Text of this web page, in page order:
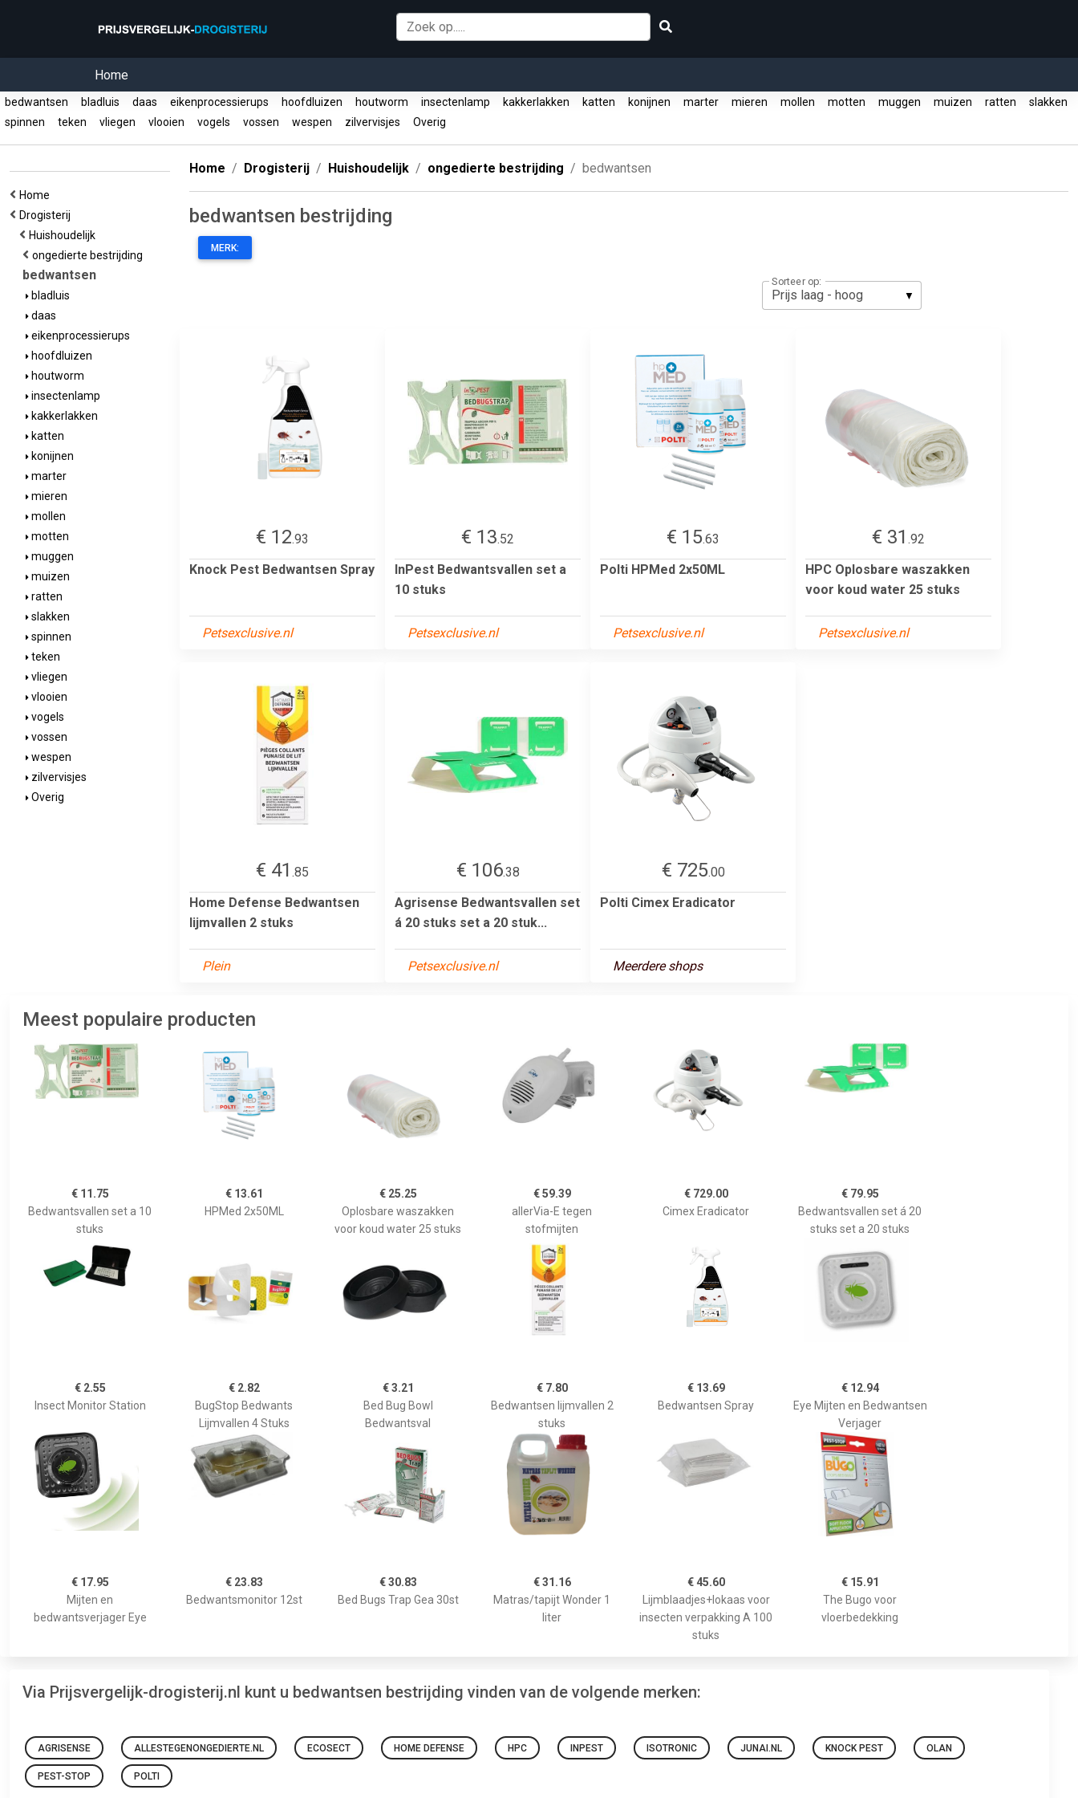
Home
bedwantsen bladluis daas eikenprocessierups hoofdluizen houtworm insectenlamp kakkerlakken katten konijnen marter mieren mollen motten muggen muizen ratten
slakken
spinnen
teken vliegen vlooien vogels vossen wespen zilvervisjes Overig
Home
Drogisterij
Huishoudelijk
ongedierte bestrijding
bedwantsen
bladluis
daas
eikenprocessierups
hoofdluizen
houtworm
insectenlamp
kakkerlakken
katten
konijnen
marter
mieren
mollen
motten
muggen
muizen
ratten
slakken
spinnen
teken
vliegen
vlooien
vogels
vossen
wespen
zilvervisjes
Overig
Home Drogisterij Huishoudelijk ongedierte bestrijding bedwantsen
bedwantsen bestrijding
MERK:
Sorteer op:
€ 12.93
Knock Pest Bedwantsen Spray
Petsexclusive.nl
€ 13.52
InPest Bedwantsvallen set a
10 stuks
Petsexclusive.nl
€ 15.63
Polti HPMed 2x50ML
Petsexclusive.nl
€ 31 .92
HPC Oplosbare waszakken
voor koud water 25 stuks
Petsexclusive.nl
€ 41 .85
Home Defense Bedwantsen
lijmvallen 2 stuks
Plein
€ 106.38
Agrisense Bedwantsvallen set
á 20 stuks set a 20 stuk...
Petsexclusive.nl
€ 725.00
Polti Cimex Eradicator
Meerdere shops
Meest populaire producten
€ 11.75
Bedwantsvallen set a 10
stuks
€ 13.61
HPMed 2x50ML
€ 25.25
Oplosbare waszakken
voor koud water 25 stuks
€ 59.39
allerVia-E tegen
stofmijten
€ 729.00
Cimex Eradicator
€ 79.95
Bedwantsvallen set á 20
stuks set a 20 stuks
€ 2.55
Insect Monitor Station
€ 2.82
BugStop Bedwants
Lijmvallen 4 Stuks
€ 3.21
Bed Bug Bowl
Bedwantsval
€ 7.80
Bedwantsen lijmvallen 2
stuks
€ 13.69
Bedwantsen Spray
€ 12.94
Eye Mijten en Bedwantsen
Verjager
€ 17.95
Mijten en
bedwantsverjager Eye
€ 23.83
Bedwantsmonitor 12st
€ 30.83
Bed Bugs Trap Gea 30st
€ 31.16
Matras/tapijt Wonder 1
liter
€ 45.60
Lijmblaadjes+lokaas voor
insecten verpakking A 100
stuks
€ 15.91
The Bugo voor
vloerbedekking
Via Prijsvergelijk-drogisterij.nl kunt u bedwantsen bestrijding vinden van de volgende merken:
AGRISENSE ALLESTEGENONGEDIERTE.NL ECOSECT HOME DEFENSE HPC INPEST ISOTRONIC JUNAI.NL KNOCK PEST OLAN
PEST-STOP POLTI